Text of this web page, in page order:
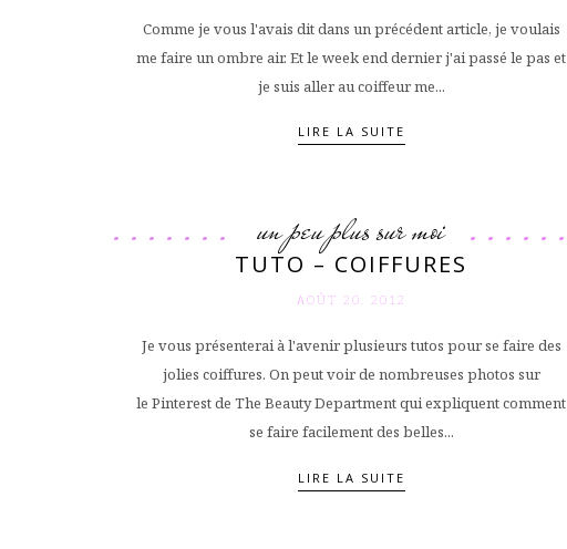
Comme je vous l'avais dit dans un précédent article, je voulais
me faire un ombre air. Et le week end dernier j'ai passé le pas et
je suis aller au coiffeur me...
LIRE LA SUITE
un peu plus sur moi
TUTO – COIFFURES
AOÛT 20. 2012
Je vous présenterai à l'avenir plusieurs tutos pour se faire des
jolies coiffures. On peut voir de nombreuses photos sur
le Pinterest de The Beauty Department qui expliquent comment
se faire facilement des belles...
LIRE LA SUITE